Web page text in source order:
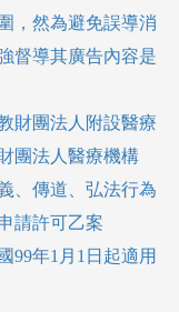
，然為避免誤導消
督導其廣告內容是
財團法人附設醫療
團法人醫療機構
、傳道、弘法行為
請許可乙案
99年1月1日起適用